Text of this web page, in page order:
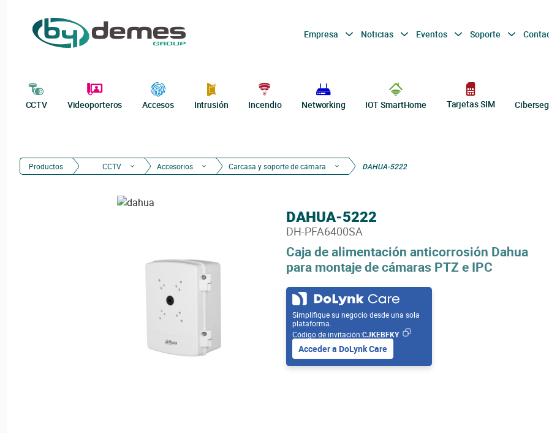
Empresa Noticias Eventos Soporte
CCTV Videoporteros Accesos Intrusión Incendio Networking IOT SmartHome Tarjetas SIM
Productos CCTV Accesorios Carcasa y soporte de cámara DAHUA-5222
Caja de alimentación anticorrosión Dahua
para montaje de cámaras PTZ e IPC
DAHUA-5222
DH-PFA6400SA
Simplifique su negocio desde una sola
plataforma.
Código de invitación:CJKEBFKY
Acceder a DoLynk Care